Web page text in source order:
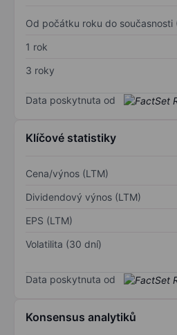
Od počátku roku do současnosti
1 rok
3 roky
Data poskytnuta od
Klíčové statistiky
Cena/výnos (LTM)
Dividendový výnos (LTM)
EPS (LTM)
Volatilita (30 dní)
Data poskytnuta od
Konsensus analytiků